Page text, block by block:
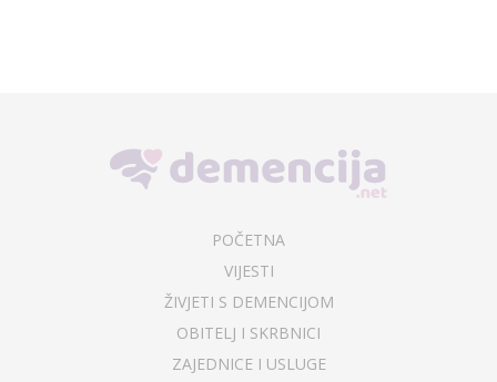
POČETNA
VIJESTI
ŽIVJETI S DEMENCIJOM
OBITELJ I SKRBNICI
ZAJEDNICE I USLUGE